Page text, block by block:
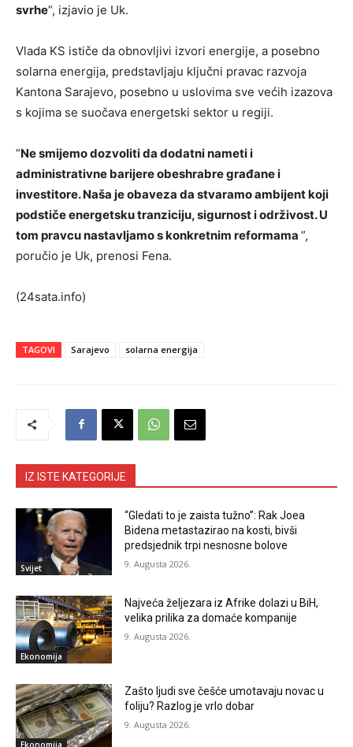
svrhe”, izjavio je Uk.
Vlada KS ističe da obnovljivi izvori energije, a posebno
solarna energija, predstavljaju ključni pravac razvoja
Kantona Sarajevo, posebno u uslovima sve većih izazova
s kojima se suočava energetski sektor u regiji.
”Ne smijemo dozvoliti da dodatni nameti i
administrativne barijere obeshrabre građane i
investitore. Naša je obaveza da stvaramo ambijent koji
podstiče energetsku tranziciju, sigurnost i održivost. U
tom pravcu nastavljamo s konkretnim reformama ”,
poručio je Uk, prenosi Fena.
(24sata.info)
TAGOVI Sarajevo solarna energija
IZ ISTE KATEGORIJE
Svijet
“Gledati to je zaista tužno”: Rak Joea
Bidena metastazirao na kosti, bivši
predsjednik trpi nesnosne bolove
9. Augusta 2026.
Ekonomija
Najveća željezara iz Afrike dolazi u BiH,
velika prilika za domaće kompanije
9. Augusta 2026.
Ekonomija
Zašto ljudi sve češće umotavaju novac u
foliju? Razlog je vrlo dobar
9. Augusta 2026.